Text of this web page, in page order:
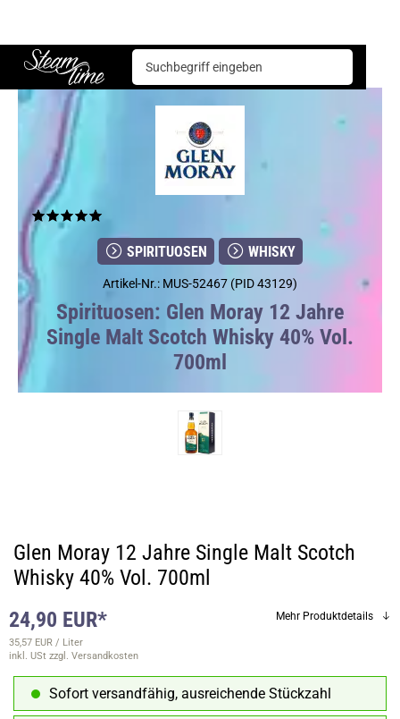
Steam time
Spirituosen Whisky Glen Moray 12 Jahre Single Malt Scotch Whisky 40% Vol. 700ml
SPIRITUOSEN WHISKY
Artikel-Nr.: MUS-52467 (PID 43129)
Spirituosen: Glen Moray 12 Jahre
Single Malt Scotch Whisky 40% Vol.
700ml
Glen Moray 12 Jahre Single Malt Scotch
Whisky 40% Vol. 700ml
24,90 EUR*
35,57 EUR / Liter
inkl. USt zzgl. Versandkosten
Mehr Produktdetails
Sofort versandfähig, ausreichende Stückzahl